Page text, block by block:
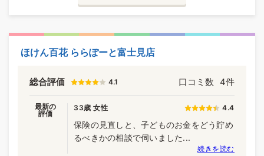
ほけん百花 ららぽーと富士見店
総合評価 4.1 口コミ数 4件
最新の
評価
33歳 女性 4.4
保険の見直しと、子どものお金をどう貯め
るべきかの相談で伺いました...
続きを読む